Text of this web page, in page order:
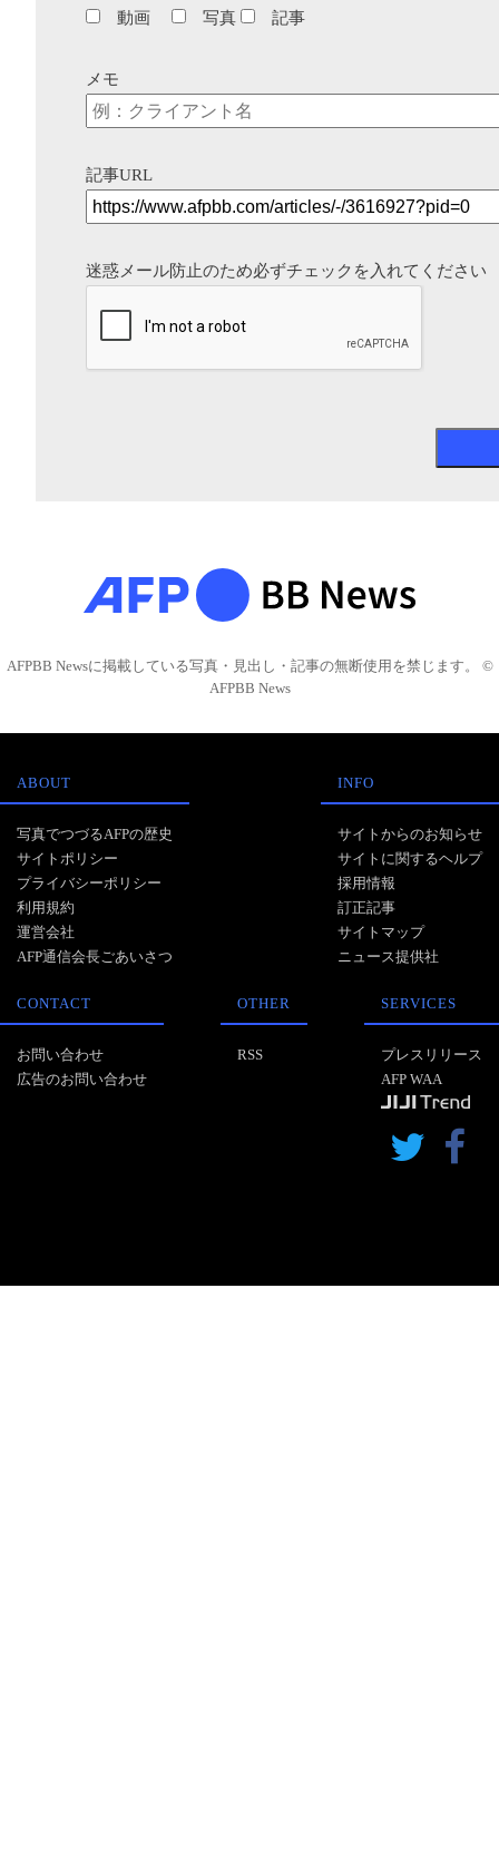
動画
写真 記事
メモ
記事URL
迷惑メール防止のため必ずチェックを入れてください
AFPBB Newsに掲載している写真・見出し・記事の無断使用を禁じます。 ©
AFPBB News
ABOUT
写真でつづるAFPの歴史
サイトポリシー
プライバシーポリシー
利用規約
運営会社
AFP通信会長ごあいさつ
INFO
サイトからのお知らせ
サイトに関するヘルプ
採用情報
訂正記事
サイトマップ
ニュース提供社
CONTACT
お問い合わせ
広告のお問い合わせ
OTHER
RSS
SERVICES
プレスリリース
AFP WAA